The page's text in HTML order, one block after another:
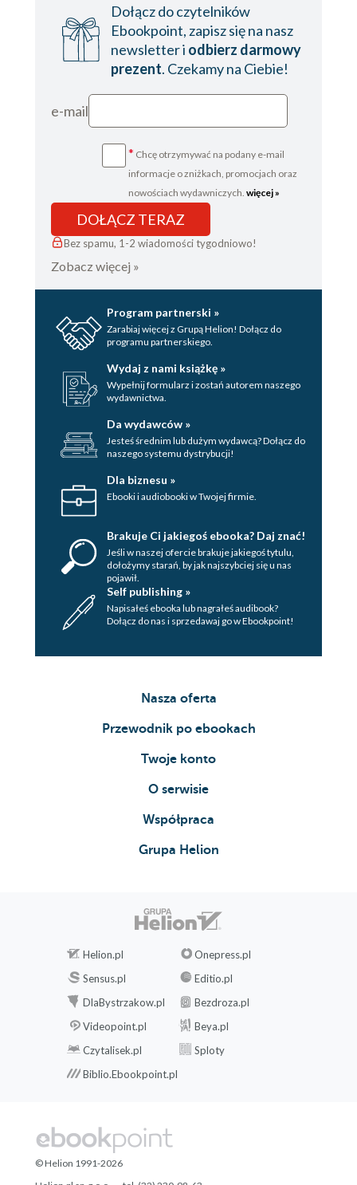
Dołącz do czytelników
Ebookpoint, zapisz się na nasz
newsletter i odbierz darmowy
prezent. Czekamy na Ciebie!
e-mail
* Chcę otrzymywać na podany e-mail
informacje o zniżkach, promocjach oraz
nowościach wydawniczych. więcej »
DOŁĄCZ TERAZ
Bez spamu, 1-2 wiadomości tygodniowo!
Zobacz więcej »
Program partnerski »
Zarabiaj więcej z Grupą Helion! Dołącz do
programu partnerskiego.
Wydaj z nami książkę »
Wypełnij formularz i zostań autorem naszego
wydawnictwa.
Da wydawców »
Jesteś średnim lub dużym wydawcą? Dołącz do
naszego systemu dystrybucji!
Dla biznesu »
Ebooki i audiobooki w Twojej firmie.
Brakuje Ci jakiegoś ebooka? Daj znać!
Jeśli w naszej ofercie brakuje jakiegoś tytulu,
dołożymy starań, by jak najszybciej się u nas
pojawił.
Self publishing »
Napisałeś ebooka lub nagrałeś audibook?
Dołącz do nas i sprzedawaj go w Ebookpoint!
Nasza oferta
Przewodnik po ebookach
Twoje konto
O serwisie
Współpraca
Grupa Helion
Helion.pl
Onepress.pl
Sensus.pl
Editio.pl
DlaBystrzakow.pl
Bezdroza.pl
Videopoint.pl
Beya.pl
Czytalisek.pl
Sploty
Biblio.Ebookpoint.pl
© Helion 1991-2026